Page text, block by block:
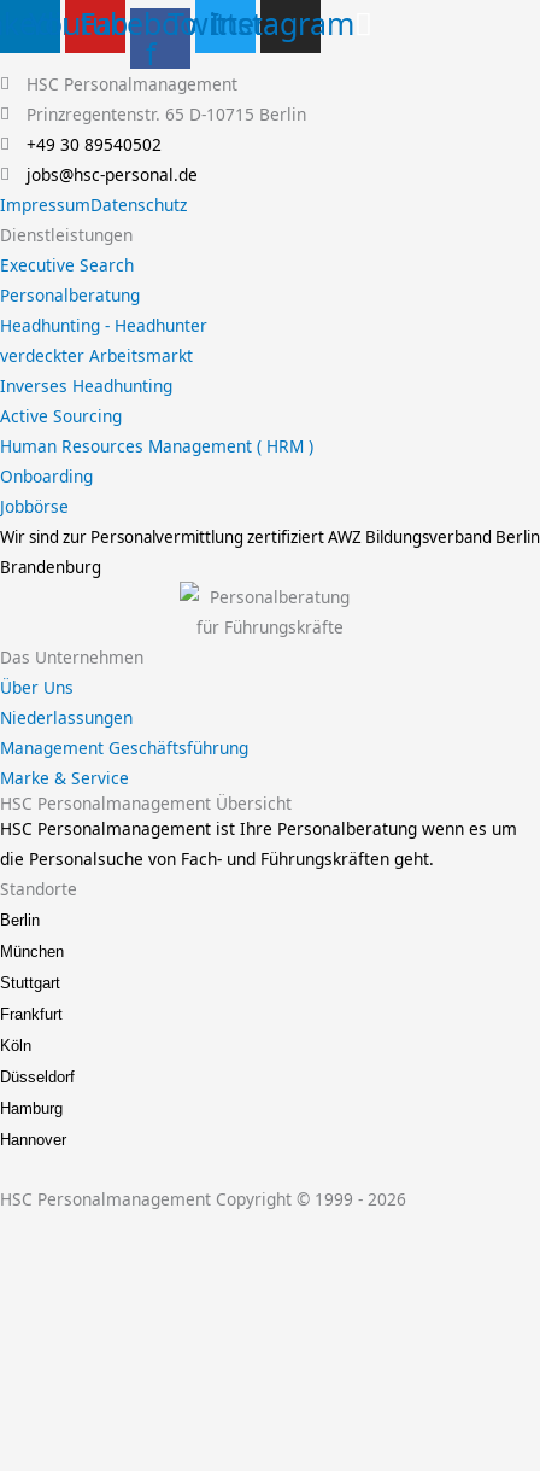
Youtube
Facebook-
f
Twitter
Instagram
HSC Personalmanagement
Prinzregentenstr. 65 D-10715 Berlin
+49 30 89540502
jobs@hsc-personal.de
ImpressumDatenschutz
Dienstleistungen
Executive Search
Personalberatung
Headhunting - Headhunter
verdeckter Arbeitsmarkt
Inverses Headhunting
Active Sourcing
Human Resources Management ( HRM )
Onboarding
Jobbörse
Wir sind zur Personalvermittlung zertifiziertAWZ Bildungsverband Berlin
Brandenburg
Das Unternehmen
Über Uns
Niederlassungen
Management Geschäftsführung
Marke & Service
HSC Personalmanagement Übersicht
HSC Personalmanagement ist Ihre Personalberatung wenn es um
die Personalsuche von Fach- und Führungskräften geht.
Standorte
Berlin
München
Stuttgart
Frankfurt
Köln
Düsseldorf
Hamburg
Hannover
HSC Personalmanagement Copyright © 1999 - 2026